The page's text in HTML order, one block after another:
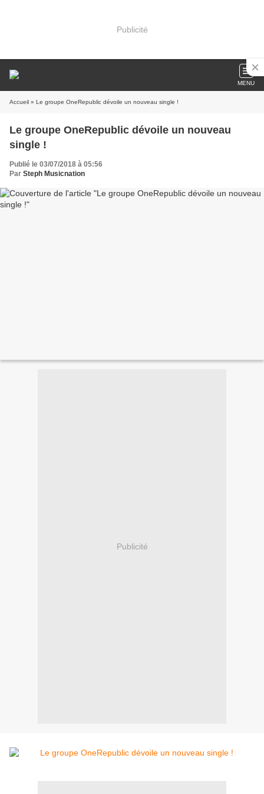
Publicité
MENU
Accueil » Le groupe OneRepublic dévoile un nouveau single !
Le groupe OneRepublic dévoile un nouveau
single !
Publié le 03/07/2018 à 05:56
Par Steph Musicnation
Publicité